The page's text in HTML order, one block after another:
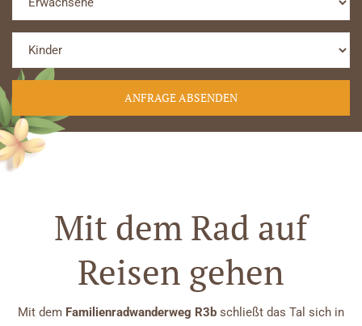
Mit dem Rad auf
Reisen gehen
Mit dem Familienradwanderweg R3b schließt das Tal sich in